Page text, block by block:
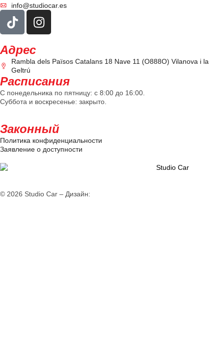
info@studiocar.es
Адрес
Rambla dels Països Catalans 18 Nave 11 (O888O) Vilanova i la
Geltrú
Расписания
С понедельника по пятницу: с 8:00 до 16:00.
Суббота и воскресенье: закрыто.
Законный
Политика конфиденциальности
Заявление о доступности
© 2026 Studio Car – Дизайн: